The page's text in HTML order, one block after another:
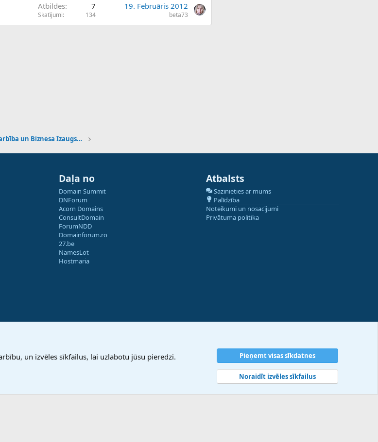
Atbildes 7
Skatījumi 134
19. Februāris 2012
beta73
Online Uzņēmējdarbība un Biznesa Izaugsme
Daļa no
Domain Summit
DNForum
Acorn Domains
ConsultDomain
ForumNDD
Domainforum.ro
27.be
NamesLot
Hostmaria
Atbalsts
Sazinieties ar mums
Palīdzība
Noteikumi un nosacījumi
Privātuma politika
un izvēles sīkfailus, lai uzlabotu jūsu pieredzi.
Pieņemt visas sīkdatnes
Noraidīt izvēles sīkfailus